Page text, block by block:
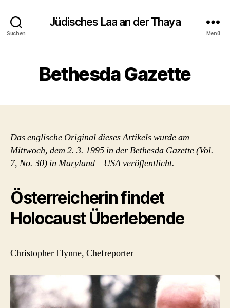
Suchen
Jüdisches Laa an der Thaya
Menü
Bethesda Gazette
Das englische Original dieses Artikels wurde am
Mittwoch, dem 2. 3. 1995 in der Bethesda Gazette (Vol.
7, No. 30) in Maryland – USA veröffentlicht.
Österreicherin findet
Holocaust Überlebende
Christopher Flynne, Chefreporter